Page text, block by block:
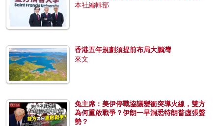
本社編輯部
香港五年規劃須提前布局大鵬灣
來文
兔主席：美伊停戰協議變衝突導火線，雙方
為何重啟戰爭？伊朗一早洞悉特朗普虛張聲
勢？